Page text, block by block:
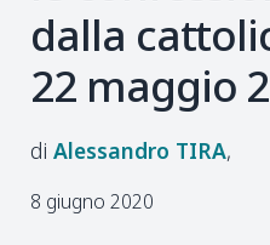
dalla
22 maggio
Alessandro TIRA
8 giugno 2020